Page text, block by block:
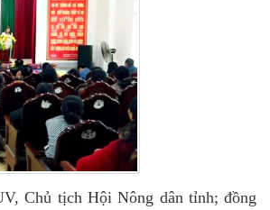
Chủ tịch Hội Nông dân tỉnh; đồng